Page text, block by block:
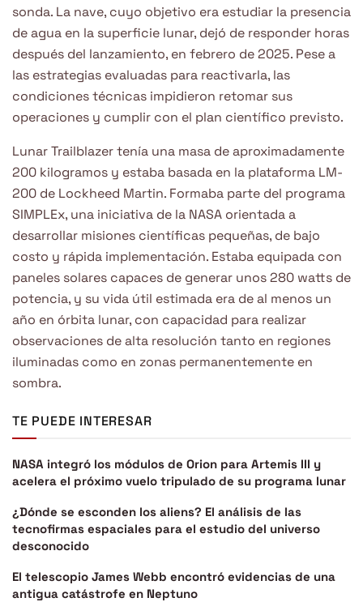
sonda. La nave, cuyo objetivo era estudiar la presencia
de agua en la superficie lunar, dejó de responder horas
después del lanzamiento, en febrero de 2025. Pese a
las estrategias evaluadas para reactivarla, las
condiciones técnicas impidieron retomar sus
operaciones y cumplir con el plan científico previsto.
Lunar Trailblazer tenía una masa de aproximadamente
200 kilogramos y estaba basada en la plataforma LM-
200 de Lockheed Martin. Formaba parte del programa
SIMPLEx, una iniciativa de la NASA orientada a
desarrollar misiones científicas pequeñas, de bajo
costo y rápida implementación. Estaba equipada con
paneles solares capaces de generar unos 280 watts de
potencia, y su vida útil estimada era de al menos un
año en órbita lunar, con capacidad para realizar
observaciones de alta resolución tanto en regiones
iluminadas como en zonas permanentemente en
sombra.
TE PUEDE INTERESAR
NASA integró los módulos de Orion para Artemis III y
acelera el próximo vuelo tripulado de su programa lunar
¿Dónde se esconden los aliens? El análisis de las
tecnofirmas espaciales para el estudio del universo
desconocido
El telescopio James Webb encontró evidencias de una
antigua catástrofe en Neptuno